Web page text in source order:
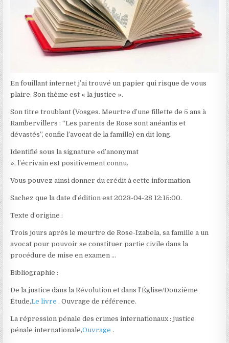
En fouillant internet j’ai trouvé un papier qui risque de vous
plaire. Son thème est « la justice ».
Son titre troublant (Vosges. Meurtre d’une fillette de 5 ans à
Rambervillers : “Les parents de Rose sont anéantis et
dévastés”, confie l’avocat de la famille) en dit long.
Identifié sous la signature «d’anonymat
», l’écrivain est positivement connu.
Vous pouvez ainsi donner du crédit à cette information.
Sachez que la date d’édition est 2023-04-28 12:15:00.
Texte d’origine :
Trois jours après le meurtre de Rose-Izabela, sa famille a un
avocat pour pouvoir se constituer partie civile dans la
procédure de mise en examen …
Bibliographie :
De la justice dans la Révolution et dans l’Église/Douzième
Étude,Le livre. Ouvrage de référence.
La répression pénale des crimes internationaux : justice
pénale internationale,Ouvrage.